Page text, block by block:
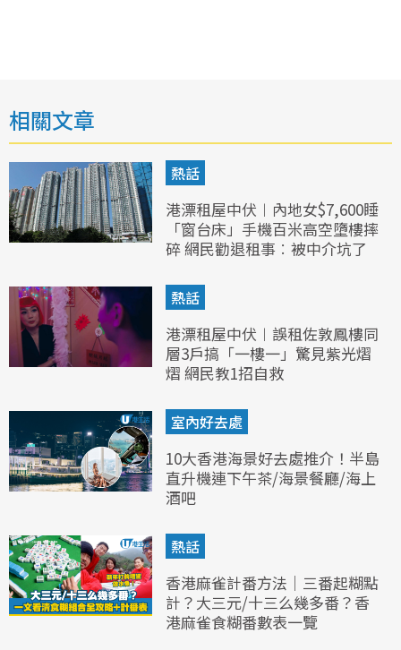
相關文章
熱話
港漂租屋中伏︱內地女$7,600睡
「窗台床」手機百米高空墮樓摔
碎 網民勸退租事︰被中介坑了
熱話
港漂租屋中伏︱誤租佐敦鳳樓同
層3戶搞「一樓一」驚見紫光熠
熠 網民教1招自救
室內好去處
10大香港海景好去處推介！半島
直升機連下午茶/海景餐廳/海上
酒吧
熱話
香港麻雀計番方法｜三番起糊點
計？大三元/十三么幾多番？香
港麻雀食糊番數表一覽